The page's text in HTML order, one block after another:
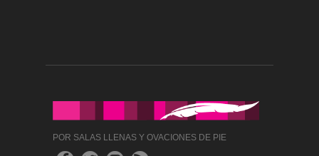
POR SALAS LLENAS Y OVACIONES DE PIE